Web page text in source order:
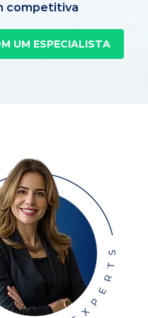
competitiva
UM ESPECIALISTA